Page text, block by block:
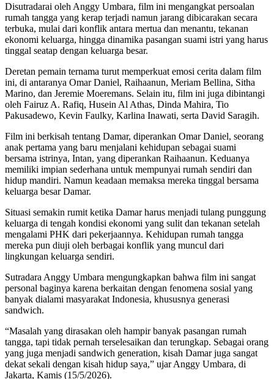
Disutradarai oleh Anggy Umbara, film ini mengangkat persoalan
rumah tangga yang kerap terjadi namun jarang dibicarakan secara
terbuka, mulai dari konflik antara mertua dan menantu, tekanan
ekonomi keluarga, hingga dinamika pasangan suami istri yang harus
tinggal seatap dengan keluarga besar.
Deretan pemain ternama turut memperkuat emosi cerita dalam film
ini, di antaranya Omar Daniel, Raihaanun, Meriam Bellina, Sitha
Marino, dan Jeremie Moeremans. Selain itu, film ini juga dibintangi
oleh Fairuz A. Rafiq, Husein Al Athas, Dinda Mahira, Tio
Pakusadewo, Kevin Faulky, Karlina Inawati, serta David Saragih.
Film ini berkisah tentang Damar, diperankan Omar Daniel, seorang
anak pertama yang baru menjalani kehidupan sebagai suami
bersama istrinya, Intan, yang diperankan Raihaanun. Keduanya
memiliki impian sederhana untuk mempunyai rumah sendiri dan
hidup mandiri. Namun keadaan memaksa mereka tinggal bersama
keluarga besar Damar.
Situasi semakin rumit ketika Damar harus menjadi tulang punggung
keluarga di tengah kondisi ekonomi yang sulit dan tekanan setelah
mengalami PHK dari pekerjaannya. Kehidupan rumah tangga
mereka pun diuji oleh berbagai konflik yang muncul dari
lingkungan keluarga sendiri.
Sutradara Anggy Umbara mengungkapkan bahwa film ini sangat
personal baginya karena berkaitan dengan fenomena sosial yang
banyak dialami masyarakat Indonesia, khususnya generasi
sandwich.
“Masalah yang dirasakan oleh hampir banyak pasangan rumah
tangga, tapi tidak pernah terselesaikan dan terungkap. Sebagai orang
yang juga menjadi sandwich generation, kisah Damar juga sangat
dekat sekali dengan kisah hidup saya,” ujar Anggy Umbara, di
Jakarta, Kamis (15/5/2026).